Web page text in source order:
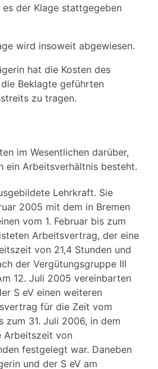
der Klage stattgegeben
wird insoweit abgewiesen.
hat die Kosten des
Beklagte geführten
zu tragen.
im Wesentlichen darüber,
ein Arbeitsverhältnis besteht.
Lehrkraft. Sie
2005 mit dem in Bremen
vom 1. Februar bis zum
Arbeitsvertrag, der eine
von 21,4 Stunden und
der Vergütungsgruppe III
12. Juli 2005 vereinbarten
S eV einen weiteren
für die Zeit vom
zum 31. Juli 2006, in dem
Arbeitszeit von
festgelegt war. Daneben
und der S eV am